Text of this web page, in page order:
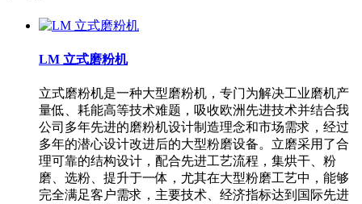
LM 立式磨粉机
立式磨粉机是一种大型磨粉机，专门为解决工业磨机产
量低、耗能高等技术难题，吸收欧洲先进技术并结合我
公司多年先进的磨粉机设计制造理念和市场需求，经过
多年的潜心设计改进后的大型粉磨设备。立磨采用了合
理可靠的结构设计，配合先进工艺流程，集烘干、粉
磨、选粉、提升于一体，尤其在大型粉磨工艺中，能够
完全满足客户需求，主要技术、经济指标达到国际先进